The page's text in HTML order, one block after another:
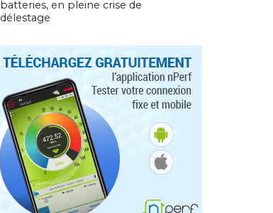
batteries, en pleine crise de
délestage